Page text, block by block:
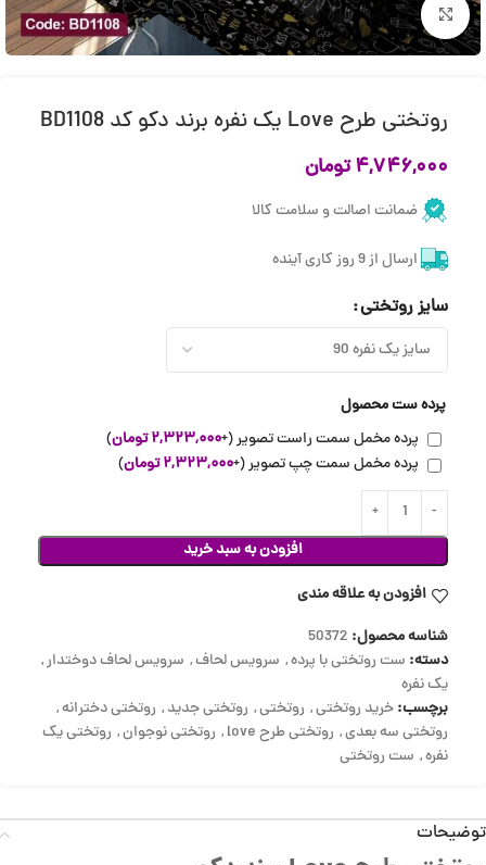
بزرگنمایی تصویر
روتختی طرح Love یک نفره برند دکو کد BD1108
۴,۷۴۶,۰۰۰تومان
ضمانت اصالت و سلامت کالا
ارسال از 9 روز کاری آینده
سایز روتختی
پرده ست محصول
پرده مخمل سمت راست تصویر(+۲,۳۲۳,۰۰۰تومان)
پرده مخمل سمت چپ تصویر(+۲,۳۲۳,۰۰۰تومان)
افزودن به سبد خرید
افزودن به علاقه مندی
شناسه محصول: 50372
دسته: ست روتختی با پرده, سرویس لحاف, سرویس لحاف دوختدار,
یک نفره
برچسب:خرید روتختی, روتختی, روتختی جدید, روتختی دخترانه,
روتختی سه بعدی, روتختی طرح love , روتختی نوجوان, روتختی یک
نفره, ست روتختی
توضیحات